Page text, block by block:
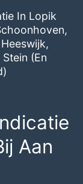
In Lopik
,
Heeswijk,
Stein (en
Aan